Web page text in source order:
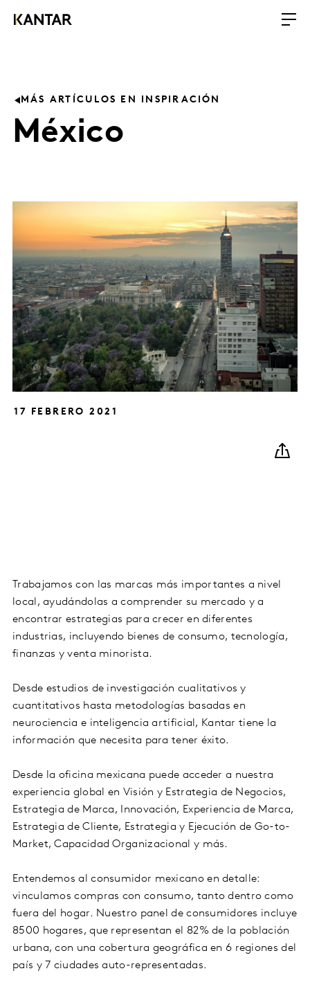
MÁS ARTÍCULOS EN INSPIRACIÓN
México
17 FEBRERO 2021
Trabajamos con las marcas más importantes a nivel
local, ayudándolas a comprender su mercado y a
encontrar estrategias para crecer en diferentes
industrias, incluyendo bienes de consumo, tecnología,
finanzas y venta minorista.
Desde estudios de investigación cualitativos y
cuantitativos hasta metodologías basadas en
neurociencia e inteligencia artificial, Kantar tiene la
información que necesita para tener éxito.
Desde la oficina mexicana puede acceder a nuestra
experiencia global en Visión y Estrategia de Negocios,
Estrategia de Marca, Innovación, Experiencia de Marca,
Estrategia de Cliente, Estrategia y Ejecución de Go-to-
Market, Capacidad Organizacional y más.
Entendemos al consumidor mexicano en detalle:
vinculamos compras con consumo, tanto dentro como
fuera del hogar. Nuestro panel de consumidores incluye
8500 hogares, que representan el 82% de la población
urbana, con una cobertura geográfica en 6 regiones del
país y 7 ciudades auto-representadas.